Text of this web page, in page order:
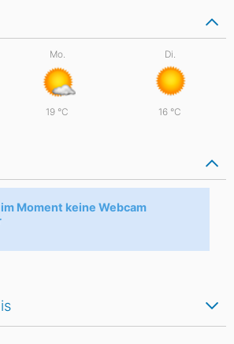
Mo.
19 °C
Di.
16 °C
Moment keine Webcam